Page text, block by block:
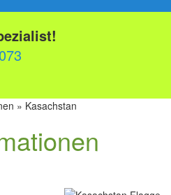
» Kasachstan